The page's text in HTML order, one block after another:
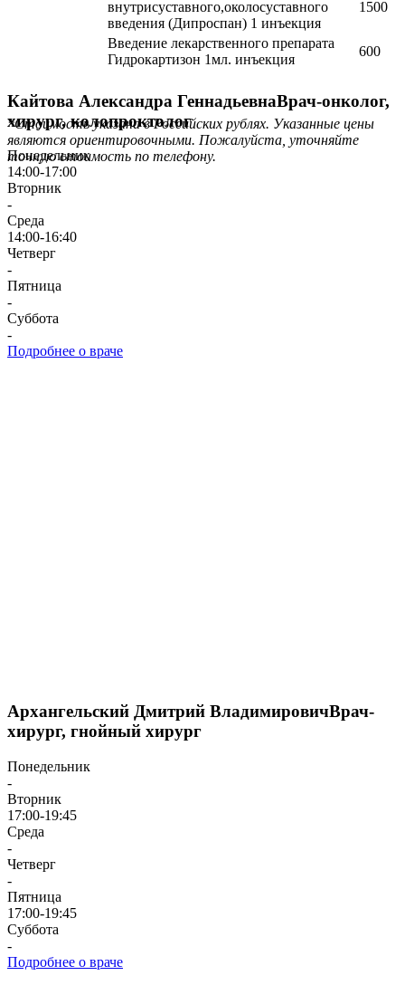
внутрисуставного,околосуставного
введения (Дипроспан) 1 инъекция
1500
Введение лекарственного препарата
Гидрокартизон 1мл. инъекция
600
*Стоимость указана в Российских рублях. Указанные цены
являются ориентировочными. Пожалуйста, уточняйте
точную стоимость по телефону.
Кайтова Александра ГеннадьевнаВрач-онколог,
хирург, колопроктолог
Понедельник
14:00-17:00
Вторник
-
Среда
14:00-16:40
Четверг
-
Пятница
-
Суббота
-
Подробнее о враче
Архангельский Дмитрий ВладимировичВрач-
хирург, гнойный хирург
Понедельник
-
Вторник
17:00-19:45
Среда
-
Четверг
-
Пятница
17:00-19:45
Суббота
-
Подробнее о враче